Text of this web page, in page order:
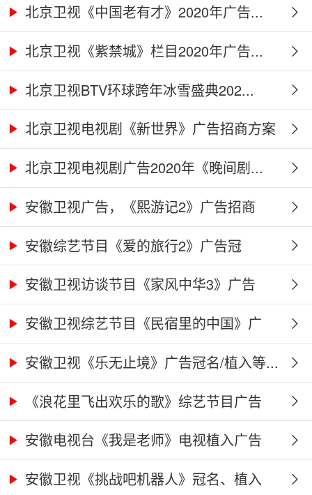
北京卫视《中国老有才》2020年广告...
北京卫视《紫禁城》栏目2020年广告...
北京卫视BTV环球跨年冰雪盛典202...
北京卫视电视剧《新世界》广告招商方案
北京卫视电视剧广告2020年《晚间剧...
安徽卫视广告，《熙游记2》广告招商
合...安徽综艺节目《爱的旅行2》广告冠
名、...
安徽卫视访谈节目《家风中华3》广告
合...安徽卫视综艺节目《民宿里的中国》广
告...安徽卫视《乐无止境》广告冠名/植入等...
《浪花里飞出欢乐的歌》综艺节目广告
冠...安徽电视台《我是老师》电视植入广告
价...安徽卫视《挑战吧机器人》冠名、植入